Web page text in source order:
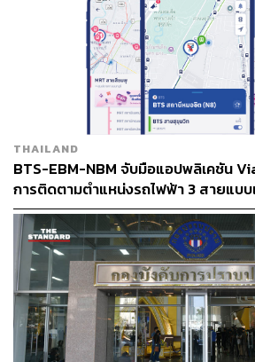
ด้าน สุรพงษ์ เลาหะอัญญา กรรมการผู้อ
ขนส่งมวลชนกรุงเทพ (BTSC) และกรร
กรุ๊ป โฮลดิ้งส์ (BTS) กล่าวว่า กรณีที่เกิด
การแจ้งข้อกล่าวหาจากคณะกรรมการ
BTS ยังไม่ถูกฟ้องร้องหรือดำเนินคดีแต่
จะคัดค้านเพื่อแก้ไขข้อกล่าวหาตามกระ
กฎหมาย และทางบริษัทฯ ยินดีให้ความ
กระบวนการทางกฎหมายทุกขั้นตอน
การหารือไปยังคณะกรรมการกฤษฎีก
กรรมการกฤษฎีกาได้วินิจฉัยโดยสรุปว่
กรุงเทพมหานครมอบหมายให้บริษัทกรุ
โครงการ และบริษัทกรุงเทพธนาคมมาว่
โดยได้รับค่าจ้างเป็นการตอบแทน ไม่ใ
เอกชน
THAILAND
BTS-EBM-NBM จับมือแอปพลิเคชัน
การติดตามตำแหน่งรถไฟฟ้า 3 สายแบบ